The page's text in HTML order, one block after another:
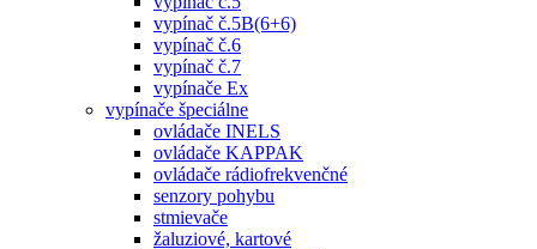
vypínač č.5B(6+6)
vypínač č.6
vypínač č.7
vypínače Ex
vypínače špeciálne
ovládače INELS
ovládače KAPPAK
ovládače rádiofrekvenčné
senzory pohybu
stmievače
žaluziové, kartové